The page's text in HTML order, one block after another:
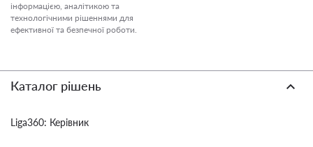
інформацією, аналітикою та
технологічними рішеннями для
ефективної та безпечної роботи.
Каталог рішень
Liga360: Керівник